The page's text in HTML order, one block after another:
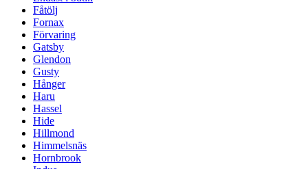
Fåtölj
Fornax
Förvaring
Gatsby
Glendon
Gusty
Hånger
Haru
Hassel
Hide
Hillmond
Himmelsnäs
Hornbrook